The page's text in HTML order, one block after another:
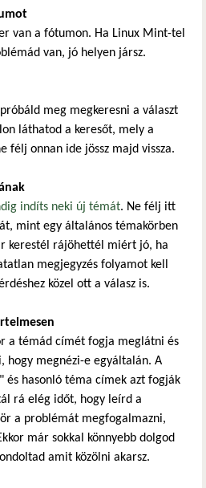
van a fótumon. Ha Linux Mint-tel
van, jó helyen jársz.
meg megkeresni a választ
láthatod a keresőt, mely a
félj onnan ide jössz majd vissza.
indíts neki új témát. Ne félj itt
mint egy általános témakörben
kerestél rájöhettél miért jó, ha
megjegyzés folyamot kell
közel ott a válasz is.
a témád címét fogja meglátni és
hogy megnézi-e egyáltalán. A
és hasonló téma címek azt fogják
rá elég időt, hogy leírd a
a problémát megfogalmazni,
már sokkal könnyebb dolgod
amit közölni akarsz.